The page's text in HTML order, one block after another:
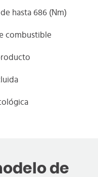
hasta 686 (Nm)
combustible
de